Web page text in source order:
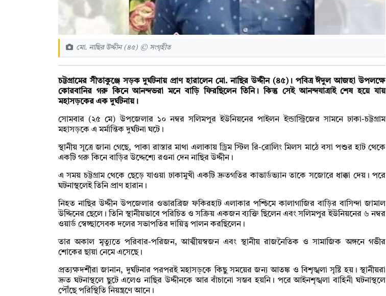
মো. নাছির উদ্দীন (৪৫) © সংগৃহীত
চট্টগ্রামের সীতাকুঞ্জে সড়ক দুর্ঘটনায় প্রাণ হারালেন মো. নাছির উদ্দীন (৪৫)। পবিত্র ঈদুল আজহা উপলক্ষে
কোরবানির গরু কিনে আনন্দভরা মনে বাড়ি ফিরছিলেন তিনি। কিন্তু সেই আনন্দযাত্রাই শেষ হয়ে যায়
মহাসড়কের এক দুর্ঘটনায়।
সোমবার (২৫ মে) উপজেলার ১০ নম্বর সলিমপুর ইউনিয়নের পাইলন ইন্ডাস্ট্রিজের সামনে ঢাকা-চট্টগ্রাম
মহাসড়কে এ মর্মান্তিক দুর্ঘটনা ঘটে।
স্থানীয় সূত্রে জানা গেছে, পাকা রাস্তার মাথা এলাকায় ড্রিম স্টিল রি-রোলিং মিলস মাঠে বসা পশুর হাট থেকে
একটি গরু কিনে বাড়ির উদ্দেশ্যে রওনা দেন নাছির উদ্দীন।
এ সময় চট্টগ্রাম থেকে ছেড়ে যাওয়া ঢাকামুখী একটি দ্রুতগতির কাভার্ডভ্যান তাকে সজোরে ধাক্কা দেয়। পরে
ঘটনাস্থলেই তিনি প্রাণ হারান।
নিহত নাছির উদ্দীন উপজেলার ওভারব্রিজ ফকিরহাট এলাকার পশ্চিমে কালাগাজির বাড়ির বাসিন্দা জামাল
উদ্দিনের ছেলে। তিনি স্থানীয়ভাবে পরিচিত ও সক্রিয় একজন ব্যক্তি ছিলেন এবং সলিমপুর ইউনিয়নের ৬ নম্বর
ওয়ার্ড স্বেচ্ছাসেবক দলের সভাপতির দায়িত্ব পালন করছিলেন।
তার অকাল মৃত্যুতে পরিবার-পরিজন, আত্মীয়স্বজন এবং স্থানীয় রাজনৈতিক ও সামাজিক অঙ্গনে গভীর
শোকের ছায়া নেমে এসেছে।
প্রত্যক্ষদর্শীরা জানান, দুর্ঘটনার পরপরই মহাসড়কে কিছু সময়ের জন্য আতঙ্ক ও বিশৃঙ্খলা সৃষ্টি হয়। স্থানীয়রা
দ্রুত ঘটনাস্থলে ছুটে এলেও নাছির উদ্দীনকে আর বাঁচানো সম্ভব হয়নি। পরে আইনশৃঙ্খলা বাহিনী ঘটনাস্থলে
পৌঁছে পরিস্থিতি নিয়ন্ত্রণে আনে।